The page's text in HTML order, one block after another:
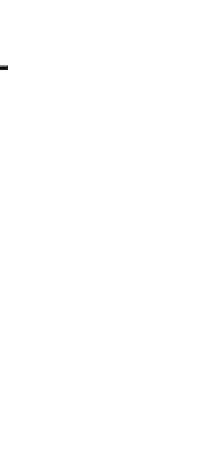
Buscar